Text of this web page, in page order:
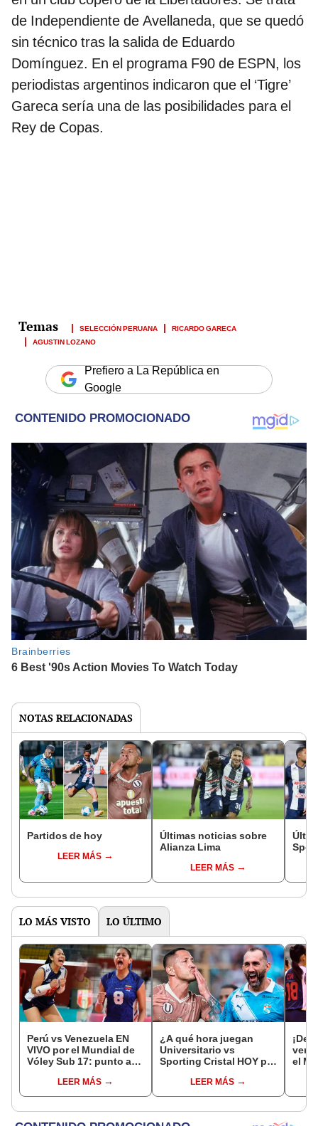
de Independiente de Avellaneda, que se quedó
sin técnico tras la salida de Eduardo
Domínguez. En el programa F90 de ESPN, los
periodistas argentinos indicaron que el ‘Tigre’
Gareca sería una de las posibilidades para el
Rey de Copas.
SELECCIÓN PERUANA
RICARDO GARECA
AGUSTIN LOZANO
Prefiero a La República en
Google
NOTAS RELACIONADAS
Partidos de hoy
LEER MÁS
Últimas noticias sobre
Alianza Lima
LEER MÁS
LO MÁS VISTO LO ÚLTIMO
Perú vs Venezuela EN
VIVO por el Mundial de
Vóley Sub 17: punto a
LEER MÁS
¿A qué hora juegan
Universitario vs
Sporting Cristal HOY por
Liga 1 2026?
LEER MÁS
el